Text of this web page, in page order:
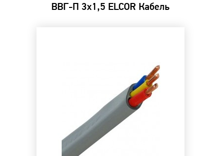
ВВГ-П 3х1,5 ELCOR Кабель